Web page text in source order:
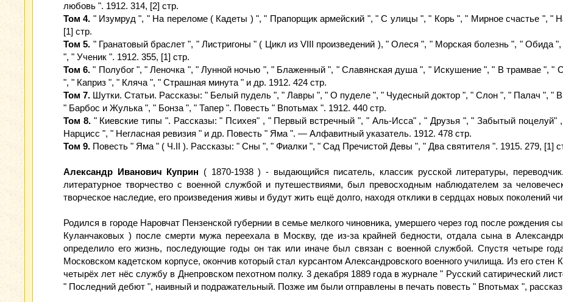
любовь ". 1912. 314, [2] стр.
Том 4. " Изумруд ", " На переломе ( Кадеты ) ", " Прапорщик армейский ", " С улицы ", " Корь ", " Мирное счастье ", "
[1] стр.
Том 5. " Гранатовый браслет ", " Листригоны " ( Цикл из VIII произведений ), " Олеся ", " Морская болезнь ", " Обида
", " Ученик ". 1912. 355, [1] стр.
Том 6. " Полубог ", " Леночка ", " Лунной ночью ", " Блаженный ", " Славянская душа ", " Искушение ", " В трамвае ", "
", " Каприз ", " Кляча ", " Страшная минута " и др. 1912. 424 стр.
Том 7. Шутки. Статьи. Рассказы: " Белый пудель ", " Лавры ", " О пуделе ", " Чудесный доктор ", " Слон ", " Палач ", "
" Барбос и Жулька ", " Бонза ", " Тапер ". Повесть " Впотьмах ". 1912. 440 стр.
Том 8." Киевские типы ". Рассказы: " Психея" , " Первый встречный ", " Аль-Исса" , " Друзья ", " Забытый
Нарцисс ", " Негласная ревизия " и др. Повесть " Яма ". — Алфавитный указатель. 1912. 478 стр.
Том 9. Повесть " Яма " ( Ч.II ). Рассказы: " Сны ", " Фиалки ", " Сад Пречистой Девы ", " Два святителя ". 1915. 279, [1]
Александр Иванович Куприн ( 1870-1938 ) - выдающийся писатель, классик русской литературы,
литературное творчество с военной службой и путешествиями, был превосходным наблюдателем за
творческое наследие, его произведения живы и будут жить ещё долго, находя отклики в сердцах новых поколений
Родился в городе Наровчат Пензенской губернии в семье мелкого чиновника, умершего через год после рождения
Куланчаковых ) после смерти мужа переехала в Москву, где из-за крайней бедности, отдала сына в
определило его жизнь, последующие годы он так или иначе был связан с военной службой. Спустя четыре
Московском кадетском корпусе, окончив который стал курсантом Александровского военного училища. Из его
четырёх лет нёс службу в Днепровском пехотном полку. 3 декабря 1889 года в журнале " Русский сатирический
" Последний дебют ", наивный и подражательный. Позже им были отправлены в печать повесть " Впотьмах ",